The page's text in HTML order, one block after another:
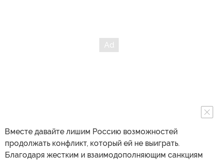
Вместе давайте лишим Россию возможностей
продолжать конфликт, который ей не выиграть.
Благодаря жестким и взаимодополняющим санкциям